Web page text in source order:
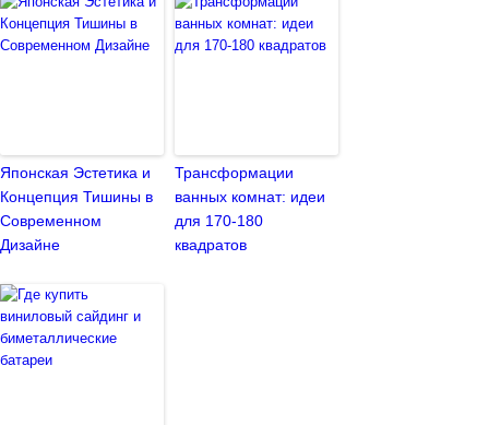
Японская Эстетика и
Концепция Тишины в
Современном
Дизайне
Трансформации
ванных комнат: идеи
для 170-180
квадратов